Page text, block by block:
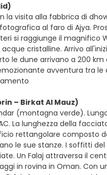
visita alla fabbrica di
al faro di Ajya.
si raggiunge il magnifico
cristalline. Arrivo
le dune arrivano a 200
avventura tra
– Birkat Al Mauz)
(montagna verde).
La lunghezza della
rettangolare
le sue stanze. I soffitti
Un Falaj attraversa il
in rovina in Oman.